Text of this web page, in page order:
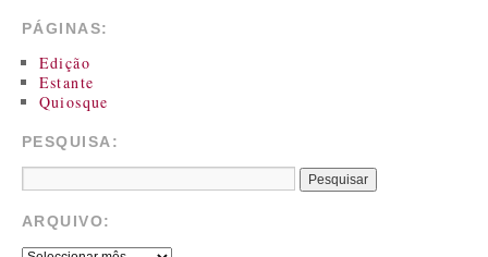
PÁGINAS:
Edição
Estante
Quiosque
PESQUISA:
ARQUIVO: